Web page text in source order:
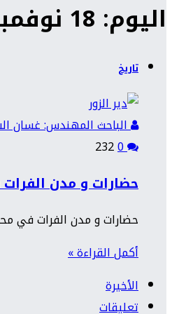
اليوم: 18 نوفمبر، 2019
تاريخ
الباحث المهندس: غسان
0
حضارات و مدن
حضارات و مدن الفرات في محافظة دير الزور: 1– ماري (تل
أكمل القراءة »
الأخيرة
تعليقات